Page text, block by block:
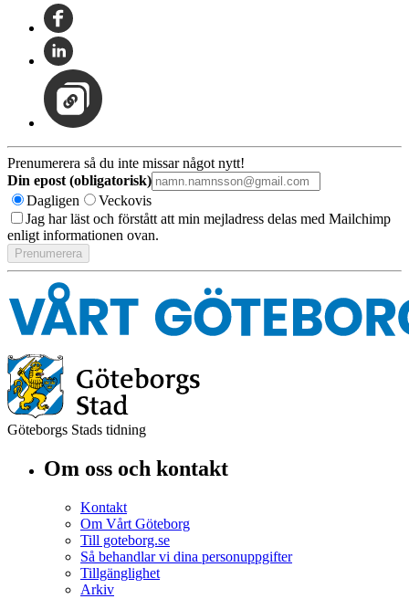
Prenumerera så du inte missar något nytt!
Din epost (obligatorisk)
Dagligen
Veckovis
Jag har läst och förstått att min mejladress delas med Mailchimp
enligt informationen ovan.
Göteborgs Stads tidning
Om oss och kontakt
Kontakt
Om Vårt Göteborg
Till goteborg.se
Så behandlar vi dina personuppgifter
Tillgänglighet
Arkiv